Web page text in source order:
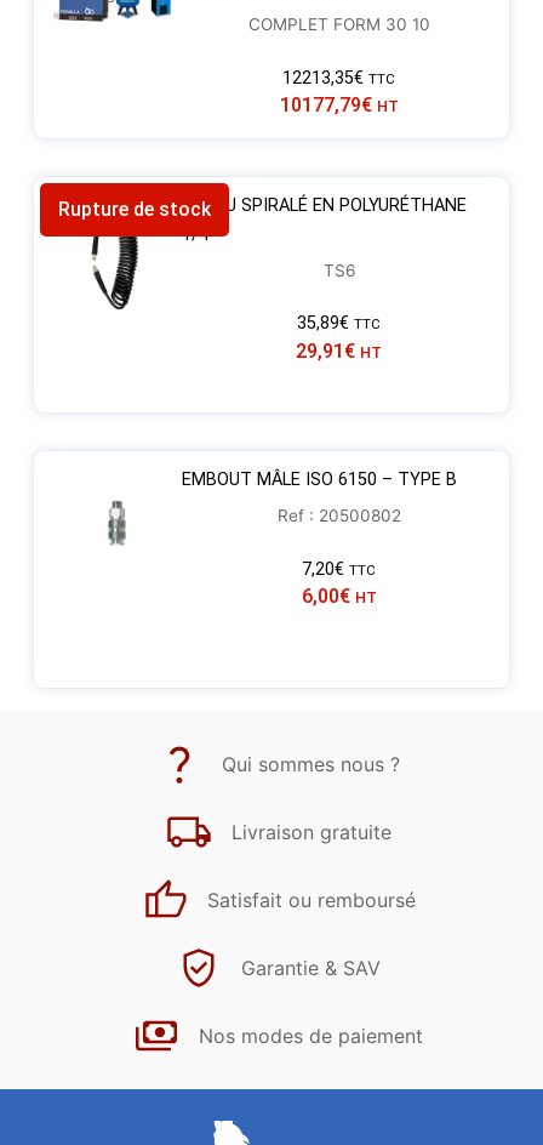
COMPLET FORM 30 10
12213,35€ TTC
10177,79€ HT
Rupture de stockTUYAU SPIRALÉ EN POLYURÉTHANE
1/4″
TS6
35,89€ TTC
29,91 € HT
EMBOUT MÂLE ISO 6150 – TYPE B
Ref : 20500802
7,20€ TTC
6,00€ HT
Qui sommes nous ?
Livraison gratuite
Satisfait ou remboursé
Garantie & SAV
Nos modes de paiement